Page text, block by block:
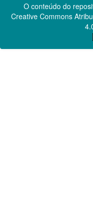
O conteúdo do
Creative Commons